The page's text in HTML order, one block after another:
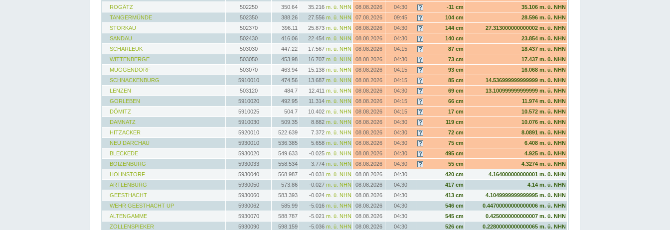
ROGÄTZ
502250 350.64 35.216 m. ü. NHN 08.08.2026 04:30 -11 cm
35.106 m. ü. NHN
TANGERMÜNDE
502350 388.26 27.556 m. ü. NHN 07.08.2026 09:45 104 cm
28.596 m. ü. NHN
STORKAU
502370 396.11 25.873 m. ü. NHN 08.08.2026 04:30 144 cm
27.313000000000002 m. ü. NHN
SANDAU
502430 416.06 22.454 m. ü. NHN 08.08.2026 04:30 140 cm
23.854 m. ü. NHN
SCHARLEUK
503030 447.22 17.567 m. ü. NHN 08.08.2026 04:15 87 cm
18.437 m. ü. NHN
WITTENBERGE
503050 453.98 16.707 m. ü. NHN 08.08.2026 04:30 73 cm
17.437 m. ü. NHN
MÜGGENDORF
503070 463.94 15.138 m. ü. NHN 08.08.2026 04:15 93 cm
16.068 m. ü. NHN
SCHNACKENBURG
5910010 474.56 13.687 m. ü. NHN 08.08.2026 04:15 85 cm
14.536999999999999 m. ü. NHN
LENZEN
503120 484.7 12.411 m. ü. NHN 08.08.2026 04:30 69 cm
13.100999999999999 m. ü. NHN
GORLEBEN
5910020 492.95 11.314 m. ü. NHN 08.08.2026 04:15 66 cm
11.974 m. ü. NHN
DÖMITZ
5910025 504.7 10.402 m. ü. NHN 08.08.2026 04:15 17 cm
10.572 m. ü. NHN
DAMNATZ
5910030 509.35 8.882 m. ü. NHN 08.08.2026 04:30 119 cm
10.076 m. ü. NHN
HITZACKER
5920010 522.639 7.372 m. ü. NHN 08.08.2026 04:30 72 cm
8.0891 m. ü. NHN
NEU DARCHAU
5930010 536.385 5.658 m. ü. NHN 08.08.2026 04:30 75 cm
6.408 m. ü. NHN
BLECKEDE
5930020 549.633 -0.025 m. ü. NHN 08.08.2026 04:30 495 cm
4.925 m. ü. NHN
BOIZENBURG
5930033 558.534 3.774 m. ü. NHN 08.08.2026 04:30 55 cm
4.3274 m. ü. NHN
HOHNSTORF
5930040 568.987 -0.031 m. ü. NHN 08.08.2026 04:30 420 cm
4.164000000000001 m. ü. NHN
ARTLENBURG
5930050 573.86 -0.027 m. ü. NHN 08.08.2026 04:30 417 cm
4.14 m. ü. NHN
GEESTHACHT
5930060 583.393 -0.024 m. ü. NHN 08.08.2026 04:30 413 cm
4.1049999999999995 m. ü. NHN
WEHR GEESTHACHT UP
5930062 585.99 -5.016 m. ü. NHN 08.08.2026 04:30 546 cm
0.44700000000000006 m. ü. NHN
ALTENGAMME
5930070 588.787 -5.021 m. ü. NHN 08.08.2026 04:30 545 cm
0.4250000000000007 m. ü. NHN
ZOLLENSPIEKER
5930090 598.159 -5.036 m. ü. NHN 08.08.2026 04:30 526 cm
0.22800000000000065 m. ü. NHN